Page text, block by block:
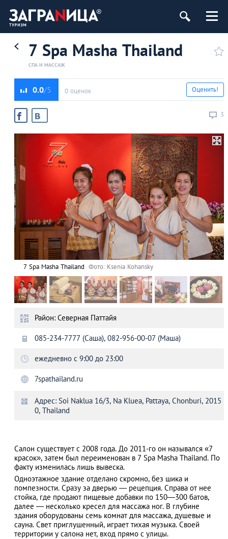
АЗАД
7 Spa Masha Thailand
СПА И МАССАЖ
0.0 0 оценок
3
Оценить!
7 Spa Masha Thailand Фото: Ksenia Kohansky
Район: Северная Паттайя
085-234-7777 (Саша), 082-956-00-07 (Маша)
ежедневно с 9:00 до 23:00
7spathailand.ru
Адрес: Soi Naklua 16/3, Na Kluea, Pattaya, Chonburi, 2015
0, Thailand
Салон существует с 2008 года. До 2011-го он назывался «7
красок», затем был переименован в 7 Spa Masha Thailand. По
факту изменилась лишь вывеска.
Одноэтажное здание отделано скромно, без шика и
помпезности. Сразу за дверью — рецепция. Справа от нее
стойка, где продают пищевые добавки по 150—300 батов,
далее — несколько кресел для массажа ног. В глубине
здания оборудованы семь комнат для массажа, душевые и
сауна. Свет приглушенный, играет тихая музыка. Своей
территории у салона нет, вход прямо с улицы.